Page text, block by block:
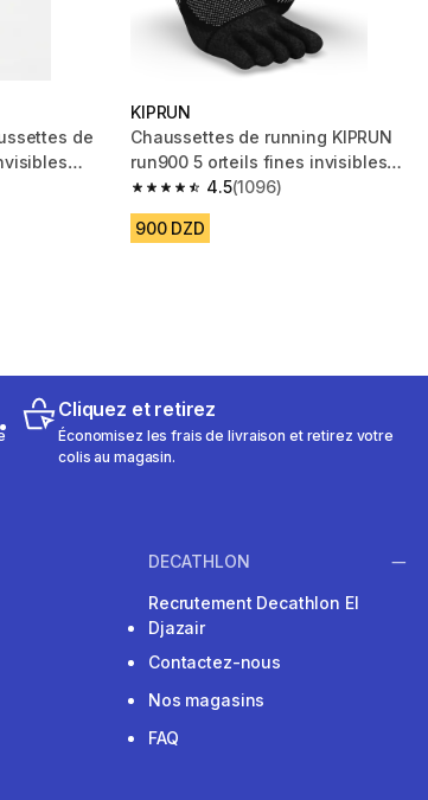
de
reviews
KIPRUN
Chaussettes de running KIPRUN
run900 5 orteils fines invisibles
noires
4.5
4.5 out of 5 stars from 1096 reviews
(1096)
900 DZD
Cliquez et retirez
Économisez les frais de livraison et retirez votre
colis au magasin.
DECATHLON
Recrutement Decathlon El
Djazair
Contactez-nous
Nos magasins
FAQ